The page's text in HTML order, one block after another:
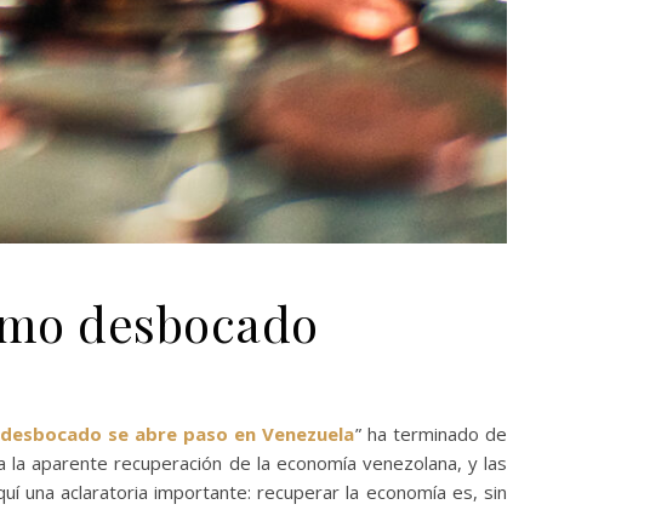
desbocado
se abre paso en Venezuela” ha terminado de
aparente recuperación de la economía venezolana, y las
una aclaratoria importante: recuperar la economía es, sin